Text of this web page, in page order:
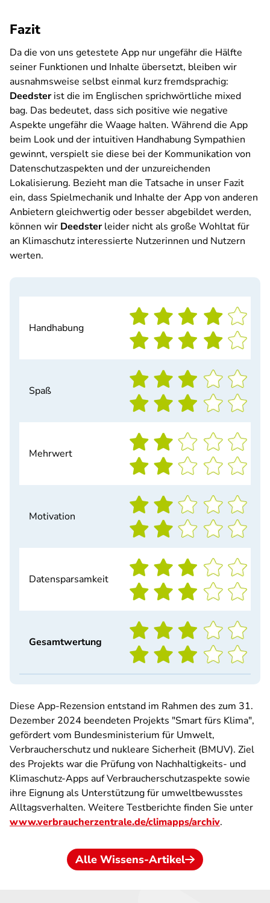
Fazit
Da die von uns getestete App nur ungefähr die Hälfte
seiner Funktionen und Inhalte übersetzt, bleiben wir
ausnahmsweise selbst einmal kurz fremdsprachig:
Deedsterist die im Englischen sprichwörtliche mixed
bag. Das bedeutet, dass sich positive wie negative
Aspekte ungefähr die Waage halten. Während die App
beim Look und der intuitiven Handhabung Sympathien
gewinnt, verspielt sie diese bei der Kommunikation von
Datenschutzaspekten und der unzureichenden
Lokalisierung. Bezieht man die Tatsache in unser Fazit
ein, dass Spielmechanik und Inhalte der App von anderen
Anbietern gleichwertig oder besser abgebildet werden,
können wir Deedsterleider nicht als große Wohltat für
an Klimaschutz interessierte Nutzerinnen und Nutzern
werten.
Handhabung
Spaß
Mehrwert
Motivation
Datensparsamkeit
Gesamtwertung
Diese App-Rezension entstand im Rahmen des zum 31.
Dezember 2024 beendeten Projekts "Smart fürs Klima",
gefördert vom Bundesministerium für Umwelt,
Verbraucherschutz und nukleare Sicherheit (BMUV). Ziel
des Projekts war die Prüfung von Nachhaltigkeits- und
Klimaschutz-Apps auf Verbraucherschutzaspekte sowie
ihre Eignung als Unterstützung für umweltbewusstes
Alltagsverhalten. Weitere Testberichte finden Sie unter
www.verbraucherzentrale.de/climapps/archiv.
Alle Wissens-Artikel